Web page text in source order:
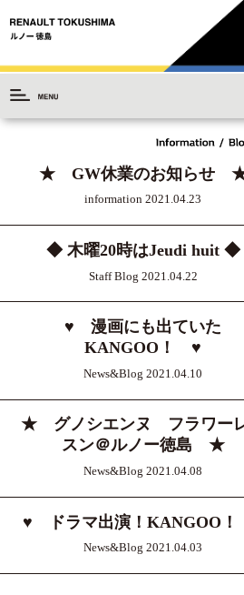
★ GW休業のお知らせ
information 2021.04.23
◆ 木曜20時はJeudi huit ◆
Staff Blog 2021.04.22
♥ 漫画にも出ていた
KANGOO！ ♥
News&Blog 2021.04.10
★ グノシエンヌ フラワー
スン＠ルノー徳島 ★
News&Blog 2021.04.08
♥ ドラマ出演！KANGOO
News&Blog 2021.04.03